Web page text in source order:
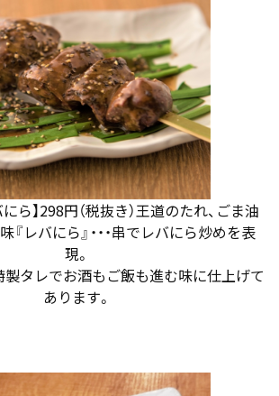
ら】298円（税抜き）王道のたれ、ごま油
レバにら』・・・串でレバにら炒めを表
現。
タレでお酒もご飯も進む味に仕上げて
あります。